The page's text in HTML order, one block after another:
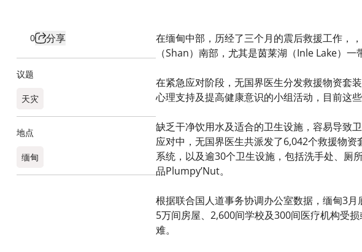
0 分享
议题
天灾
地点
缅甸
在缅甸中部，历经了三个月的震后救援工作，
（Shan）南部，尤其是茵莱湖（Inle Lake）一
在紧急应对阶段，无国界医生分发救援物资套
心理支持及提高健康意识的小组活动，目前这
缺乏干净饮用水及适合的卫生设施，容易导致
应对中，无国界医生共派发了6,042个救援物
系统，以及逾30个卫生设施，包括洗手处、厕
品Plumpy’Nut。
根据联合国人道事务协调办公室数据，缅甸3
5万间房屋、2,600间学校及300间医疗机构受
难。